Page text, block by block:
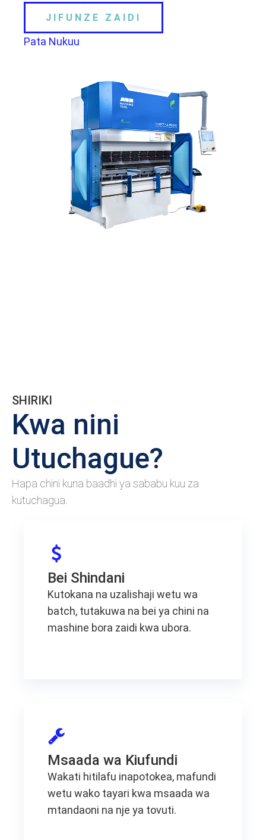
JIFUNZE ZAIDI
Pata Nukuu
SHIRIKI
Kwa nini
Utuchague?
Hapa chini kuna baadhi ya sababu kuu za
kutuchagua.
Bei Shindani
Kutokana na uzalishaji wetu wa
batch, tutakuwa na bei ya chini na
mashine bora zaidi kwa ubora.
Msaada wa Kiufundi
Wakati hitilafu inapotokea, mafundi
wetu wako tayari kwa msaada wa
mtandaoni na nje ya tovuti.